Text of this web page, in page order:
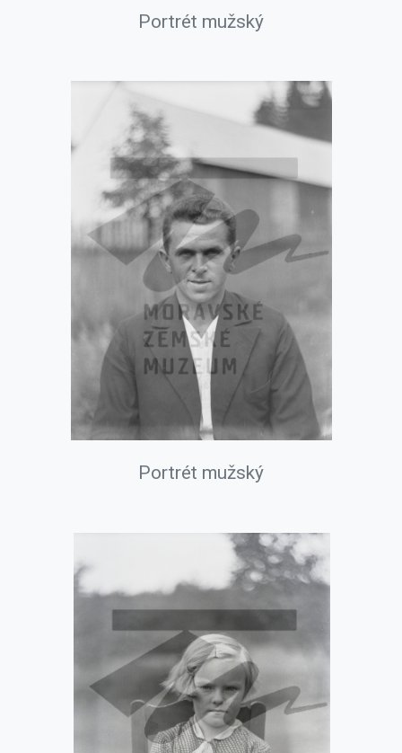
Portrét mužský
Portrét mužský